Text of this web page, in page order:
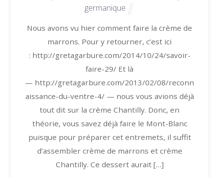
germanique
Nous avons vu hier comment faire la crème de
marrons. Pour y retourner, c’est ici
: http://gretagarbure.com/2014/10/24/savoir-
faire-29/ Et là
— http://gretagarbure.com/2013/02/08/reconn
aissance-du-ventre-4/ — nous vous avions déjà
tout dit sur la crème Chantilly. Donc, en
théorie, vous savez déjà faire le Mont-Blanc
puisque pour préparer cet entremets, il suffit
d’assembler crème de marrons et crème
Chantilly. Ce dessert aurait […]